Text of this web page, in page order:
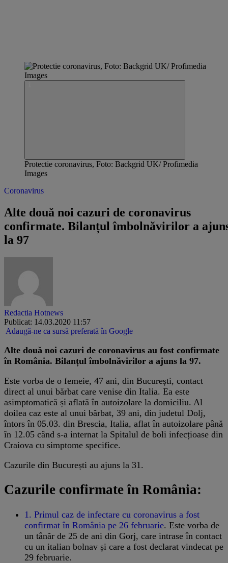
Protectie coronavirus, Foto: Backgrid UK/ Profimedia
Images
Coronavirus
Alte două noi cazuri de coronavirus
confirmate. Bilanțul îmbolnăvirilor a
la 97
Redactia Hotnews
Publicat: 14.03.2020 11:57
Adaugă-ne ca sursă preferată în Google
​Alte două noi cazuri de coronavirus au fost confirmate
în România. Bilanțul îmbolnăvirilor a ajuns la 97.
Este vorba de o femeie, 47 ani, din București, contact
direct al unui bărbat care venise din Italia. Ea este
asimptomatică și aflată în autoizolare la domiciliu. Al
doilea caz este al unui bărbat, 39 ani, din judetul Dolj,
întors în 05.03. din Brescia, Italia, aflat în autoizolare până
în 12.05 când s-a internat la Spitalul de boli infecțioase din
Craiova cu simptome specifice.
Cazurile din București au ajuns la 31.
Cazurile confirmate în România:
1. Primul caz de infectare cu coronavirus a fost
confirmat în România pe 26 februarie. Este vorba de
un tânăr de 25 de ani din Gorj, care intrase în contact
cu un italian bolnav și care a fost declarat vindecat pe
29 februarie.